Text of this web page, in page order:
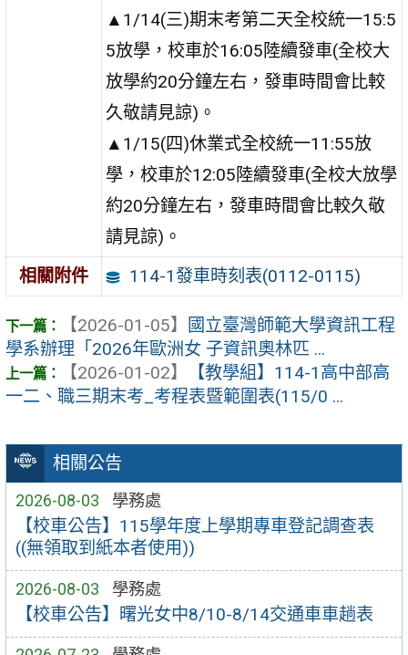
相關公告
2026-08-03 學務處
【校車公告】115學年度上學期專車登記調查表
((無領取到紙本者使用))
2026-08-03 學務處
【校車公告】曙光女中8/10-8/14交通車車趟表
▲1/14(三)期末考第二天全校統一15:5
5放學，校車於16:05陸續發車(全校大
放學約20分鐘左右，發車時間會比較
久敬請見諒)。
▲1/15(四)休業式全校統一11:55放
學，校車於12:05陸續發車(全校大放學
約20分鐘左右，發車時間會比較久敬
請見諒)。
相關附件
114-1發車時刻表(0112-0115)
【2026-01-05】
國立臺灣師範大學資訊工程
學系辦理「2026年歐洲女 子資訊奧林匹 ...
【2026-01-02】
【教學組】114-1高中部高
一二、職三期末考_考程表暨範圍表(115/0 ...